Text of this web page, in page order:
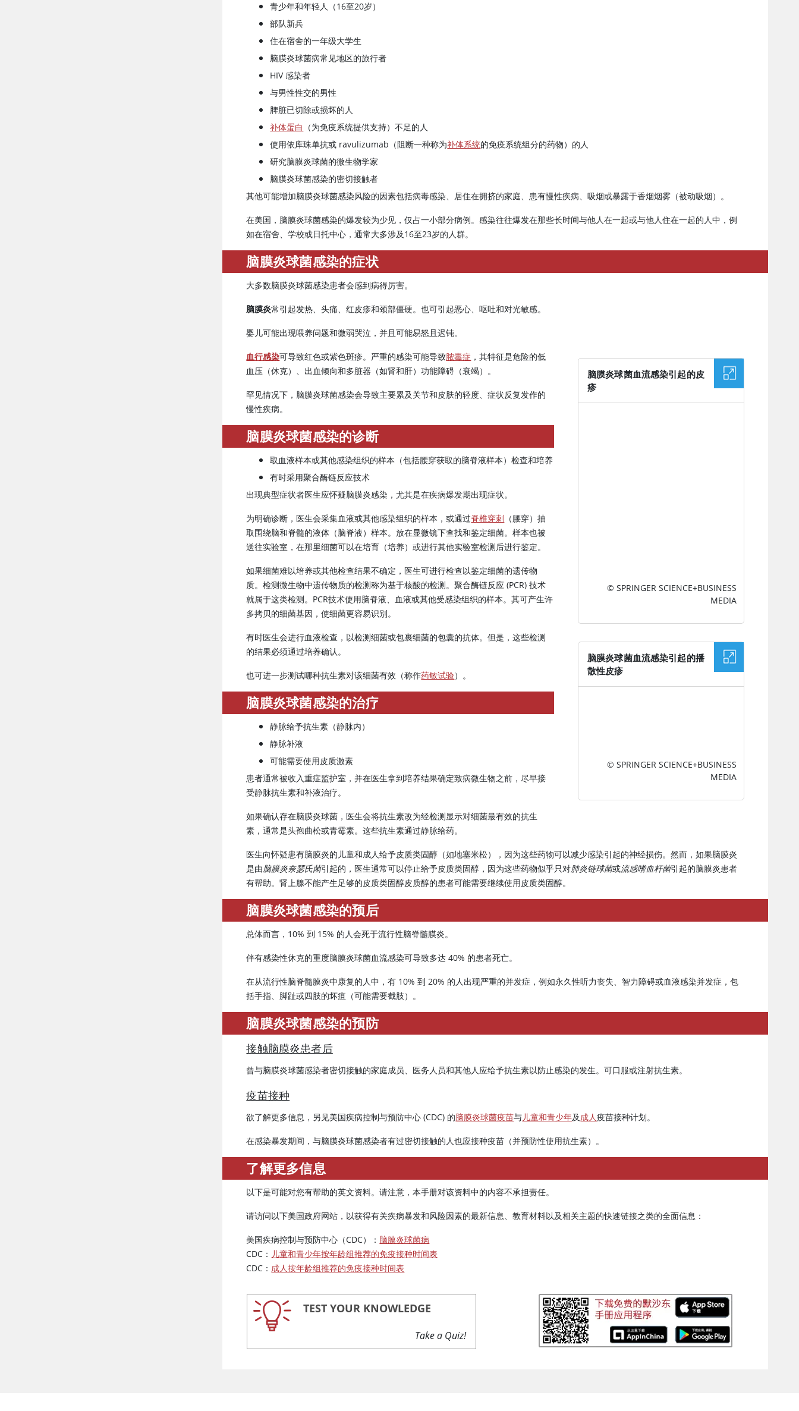
青少年和年轻人（16至20岁）
部队新兵
住在宿舍的一年级大学生
脑膜炎球菌病常见地区的旅行者
HIV 感染者
与男性性交的男性
脾脏已切除或损坏的人
补体蛋白 （为免疫系统提供支持）不足的人
使用依库珠单抗或 ravulizumab （阻断一种称为补体系统的免疫系统组分的药物）的人
研究脑膜炎球菌的微生物学家
脑膜炎球菌感染的密切接触者
其他可能增加脑膜炎球菌感染风险的因素包括病毒感染、居住在拥挤的家庭、患有慢性疾病、吸烟或暴露于香烟烟雾（被动吸烟）。
在美国，脑膜炎球菌感染的爆发较为少见，仅占一小部分病例。感染往往爆发在那些长时间与他人在一起或与他人住在一起的人中，例
如在宿舍、学校或日托中心，通常大多涉及16至23岁的人群。
脑膜炎球菌感染的症状
大多数脑膜炎球菌感染患者会感到病得厉害。
脑膜炎常引起发热、头痛、红皮疹和颈部僵硬。也可引起恶心、呕吐和对光敏感。
婴儿可能出现喂养问题和微弱哭泣，并且可能易怒且迟钝。
脑膜炎球菌血流感染引起的皮
疹
© SPRINGER SCIENCE+BUSINESS
MEDIA
血行感染可导致红色或紫色斑疹。严重的感染可能导致脓毒症 ，其特征是危险的低
血压（休克）、出血倾向和多脏器（如肾和肝）功能障碍（衰竭）。
脑膜炎球菌血流感染引起的播
散性皮疹
© SPRINGER SCIENCE+BUSINESS
MEDIA
罕见情况下，脑膜炎球菌感染会导致主要累及关节和皮肤的轻度、症状反复发作的
慢性疾病。
脑膜炎球菌感染的诊断
取血液样本或其他感染组织的样本（包括腰穿获取的脑脊液样本）检查和培养
有时采用聚合酶链反应技术
出现典型症状者医生应怀疑脑膜炎感染，尤其是在疾病爆发期出现症状。
为明确诊断，医生会采集血液或其他感染组织的样本，或通过脊椎穿刺 （腰穿）抽
取围绕脑和脊髓的液体（脑脊液）样本。放在显微镜下查找和鉴定细菌。样本也被
送往实验室，在那里细菌可以在培育（培养）或进行其他实验室检测后进行鉴定。
如果细菌难以培养或其他检查结果不确定，医生可进行检查以鉴定细菌的遗传物
质。检测微生物中遗传物质的检测称为基于核酸的检测。聚合酶链反应 (PCR) 技术
就属于这类检测。PCR技术使用脑脊液、血液或其他受感染组织的样本。其可产生许
多拷贝的细菌基因，使细菌更容易识别。
有时医生会进行血液检查，以检测细菌或包裹细菌的包囊的抗体。但是，这些检测
的结果必须通过培养确认。
也可进一步测试哪种抗生素对该细菌有效（称作药敏试验）。
脑膜炎球菌感染的治疗
静脉给予抗生素（静脉内）
静脉补液
可能需要使用皮质激素
患者通常被收入重症监护室，并在医生拿到培养结果确定致病微生物之前，尽早接
受静脉抗生素和补液治疗。
如果确认存在脑膜炎球菌，医生会将抗生素改为经检测显示对细菌最有效的抗生
素，通常是头孢曲松或青霉素。这些抗生素通过静脉给药。
医生向怀疑患有脑膜炎的儿童和成人给予皮质类固醇（如地塞米松），因为这些药物可以减少感染引起的神经损伤。然而，如果脑膜炎
是由脑膜炎奈瑟氏菌引起的，医生通常可以停止给予皮质类固醇，因为这些药物似乎只对肺炎链球菌或流感嗜血杆菌引起的脑膜炎患者
有帮助。肾上腺不能产生足够的皮质类固醇皮质醇的患者可能需要继续使用皮质类固醇。
脑膜炎球菌感染的预后
总体而言，10% 到 15% 的人会死于流行性脑脊髓膜炎。
伴有感染性休克的重度脑膜炎球菌血流感染可导致多达 40% 的患者死亡。
在从流行性脑脊髓膜炎中康复的人中，有 10% 到 20% 的人出现严重的并发症，例如永久性听力丧失、智力障碍或血液感染并发症，包
括手指、脚趾或四肢的坏疽（可能需要截肢）。
脑膜炎球菌感染的预防
接触脑膜炎患者后
曾与脑膜炎球菌感染者密切接触的家庭成员、医务人员和其他人应给予抗生素以防止感染的发生。可口服或注射抗生素。
疫苗接种
欲了解更多信息，另见美国疾病控制与预防中心 (CDC) 的脑膜炎球菌疫苗与儿童和青少年及成人疫苗接种计划。
在感染暴发期间，与脑膜炎球菌感染者有过密切接触的人也应接种疫苗（并预防性使用抗生素）。
了解更多信息
以下是可能对您有帮助的英文资料。请注意，本手册对该资料中的内容不承担责任。
请访问以下美国政府网站，以获得有关疾病暴发和风险因素的最新信息、教育材料以及相关主题的快速链接之类的全面信息：
美国疾病控制与预防中心（CDC）： 脑膜炎球菌病
CDC： 儿童和青少年按年龄组推荐的免疫接种时间表
CDC： 成人按年龄组推荐的免疫接种时间表
TEST YOUR KNOWLEDGE
Take a Quiz!